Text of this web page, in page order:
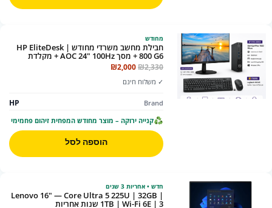
מחודש
חבילת מחשב משרדי מחודש | HP EliteDesk
800 G6 + מסך AOC 24" 100Hz + מקלדת
ועכבר לוגיטק מתנה
₪2,330
המחיר
היה:
₪2,000
✓ משלוח חינם
Brand
HP
קנייה ירוקה – מוצר מחודש המפחית זיהום פחמימי
הוספה לסל
חדש • אחריות 3 שנים
Lenovo 16" — Core Ultra 5 225U | 32GB |
1TB | Wi-Fi 6E | 3 שנות אחריות